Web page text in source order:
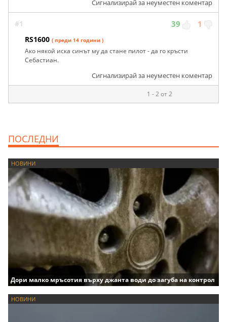
Сигнализирай за неуместен коментар
#1 39 1
RS1600 ( преди 14 години )
Ако някой иска синът му да стане пилот - да го кръсти
Себастиан.
Сигнализирай за неуместен коментар
1 - 2 от 2
ПОСЛЕДНИ
НОВИНИ
Дори малко мръсотия върху джанта води до загуба на контрол
НОВИНИ